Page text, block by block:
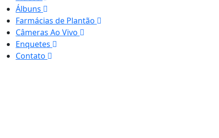
Álbuns
Farmácias de Plantão
Câmeras Ao Vivo
Enquetes
Contato